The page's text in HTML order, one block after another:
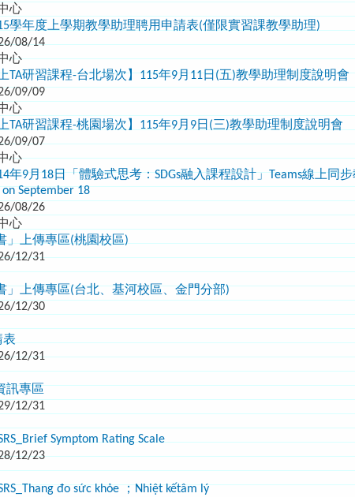
心
學年度上學期教學助理聘用申請表(僅限實習課教學助理)
08/14
心
TA研習課程-台北場次】115年9月11日(五)教學助理制度說明會
09/09
心
TA研習課程-桃園場次】115年9月9日(三)教學助理制度說明會
09/07
心
9月18日「體驗式思考：SDGs融入課程設計」Teams線上同步
September 18
08/26
心
」上傳專區(桃園校區)
12/31
」上傳專區(台北、基河校區、金門分部)
12/30
表
12/31
訊專區
12/31
Symptom Rating Scale
12/23
đo sức khỏe ；Nhiệt kếtâm lý